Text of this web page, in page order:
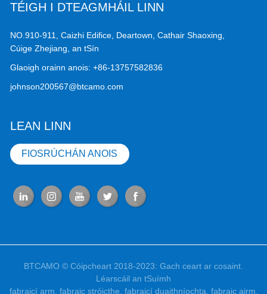
TÉIGH I DTEAGMHÁIL LINN
NO.910-911, Caizhi Edifice, Deartown, Cathair Shaoxing,
Cúige Zhejiang, an tSín
Glaoigh orainn anois: +86-13757582836
johnson200567@btcamo.com
LEAN LINN
FIOSRÚCHÁN ANOIS
BTCAMO © Cóipcheart 2018-2023: Gach ceart ar cosaint.
Léarscáil an tSuímh
fabraicí arm fabraic stróicthe fabraicí duaithníochta fabraic airm